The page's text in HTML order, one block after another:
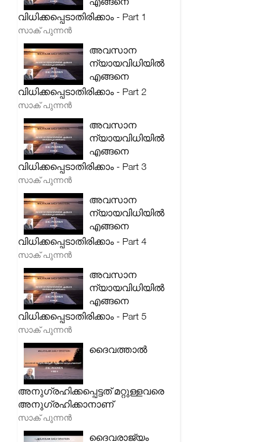
വിധിക്കപ്പെടാതിരിക്കാം - Part 1
സാക് പുന്നൻ
അവസാന
ന്യായവിധിയിൽ
എങ്ങനെ
വിധിക്കപ്പെടാതിരിക്കാം - Part 2
സാക് പുന്നൻ
അവസാന
ന്യായവിധിയിൽ
എങ്ങനെ
വിധിക്കപ്പെടാതിരിക്കാം - Part 3
സാക് പുന്നൻ
അവസാന
ന്യായവിധിയിൽ
എങ്ങനെ
വിധിക്കപ്പെടാതിരിക്കാം - Part 4
സാക് പുന്നൻ
അവസാന
ന്യായവിധിയിൽ
എങ്ങനെ
വിധിക്കപ്പെടാതിരിക്കാം - Part 5
സാക് പുന്നൻ
ദൈവത്താൽ
അനുഗ്രഹിക്കപ്പെട്ടത് മറ്റുള്ളവരെ
അനുഗ്രഹിക്കാനാണ്
സാക് പുന്നൻ
ദൈവരാജ്യം